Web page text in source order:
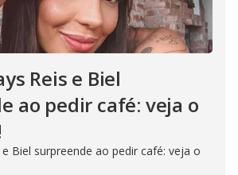
Reis e Biel
ao pedir café: veja o
e Biel surpreende ao pedir café: veja o